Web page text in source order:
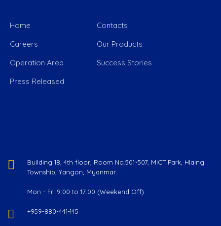
Home
Contacts
Careers
Our Products
Operation Area
Success Stories
Press Released
Building 18, 4th floor, Room No.501~507, MICT Park, Hlaing
Township, Yangon, Myanmar.
Mon - Fri 9:00 to 17:00 (Weekend Off)
+959-880-441-145